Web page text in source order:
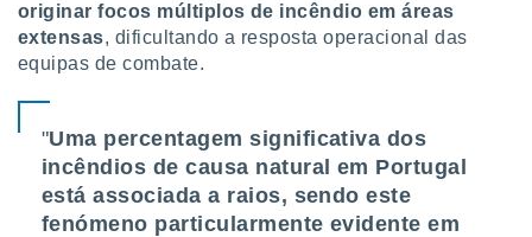
de
ou
e melhorar
dados
originar focos múltiplos de incêndio em áreas
extensas, dificultando a resposta operacional das
equipas de combate.
"Uma percentagem significativa dos
incêndios de causa natural em Portugal
está associada a raios, sendo este
fenómeno particularmente evidente em